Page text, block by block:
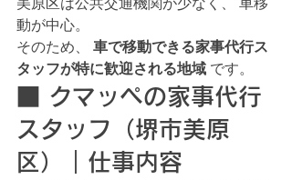
美原区は公共交通機関が少なく、 車移
動が中心。
そのため、 車で移動できる家事代行ス
タッフが特に歓迎される地域 です。
■ クマッペの家事代行
スタッフ（堺市美原
区）｜仕事内容